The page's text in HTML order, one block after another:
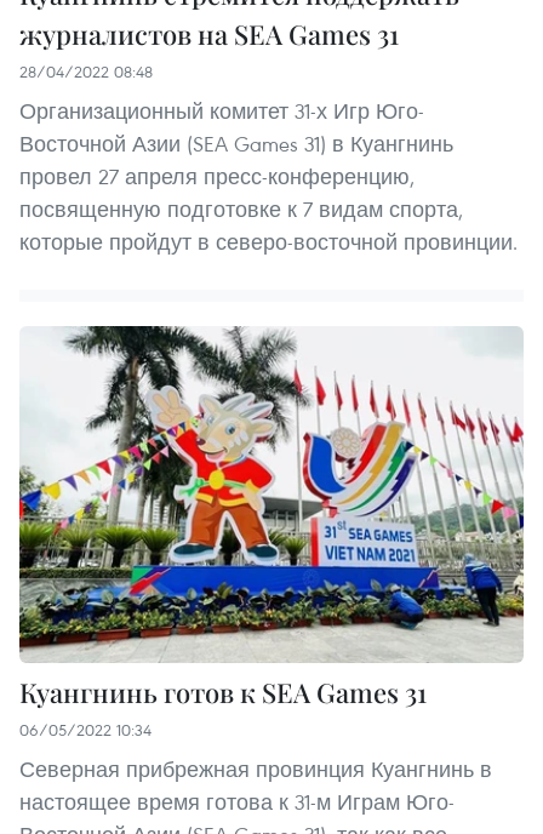
журналистов на SEA Games 31
28/04/2022 08:48
Организационный комитет 31-х Игр Юго-
Восточной Азии (SEA Games 31) в Куангнинь
провел 27 апреля пресс-конференцию,
посвященную подготовке к 7 видам спорта,
которые пройдут в северо-восточной провинции.
Куангнинь готов к SEA Games 31
06/05/2022 10:34
Северная прибрежная провинция Куангнинь в
настоящее время готова к 31-м Играм Юго-